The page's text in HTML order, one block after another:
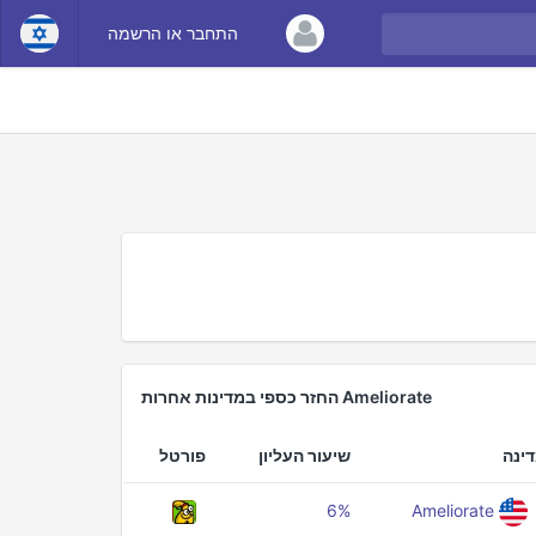
התחבר או הרשמה
Ameliorate החזר כספי במדינות אחרות
שיעור העליון פורטל
Ameliorate
6%